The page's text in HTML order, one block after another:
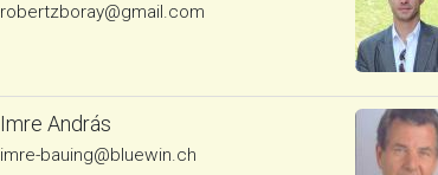
robertzboray@gmail.com
Imre András
imre-bauing@bluewin.ch